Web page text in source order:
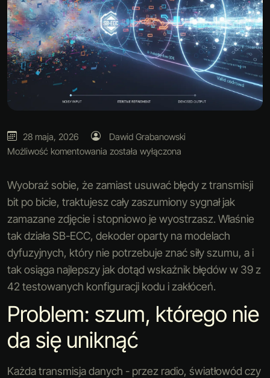
28 maja, 2026
Dawid Grabanowski
Możliwość komentowania została wyłączona
Wyobraź sobie, że zamiast usuwać błędy z transmisji
bit po bicie, traktujesz cały zaszumiony sygnał jak
zamazane zdjęcie i stopniowo je wyostrzasz. Właśnie
tak działa SB-ECC, dekoder oparty na modelach
dyfuzyjnych, który nie potrzebuje znać siły szumu, a i
tak osiąga najlepszy jak dotąd wskaźnik błędów w 39 z
42 testowanych konfiguracji kodu i zakłóceń.
Problem: szum, którego nie
da się uniknąć
Każda transmisja danych - przez radio, światłowód czy